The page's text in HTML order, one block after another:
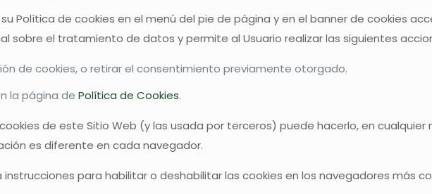
Política de cookies en el menú del pie de página y en el banner de cookies
sobre el tratamiento de datos y permite al Usuario realizar las siguientes
de cookies, o retirar el consentimiento previamente otorgado.
la página dePolítica de Cookies.
de este Sitio Web (y las usada por terceros) puede hacerlo, en
es diferente en cada navegador.
para habilitar o deshabilitar las cookies en los navegadores más